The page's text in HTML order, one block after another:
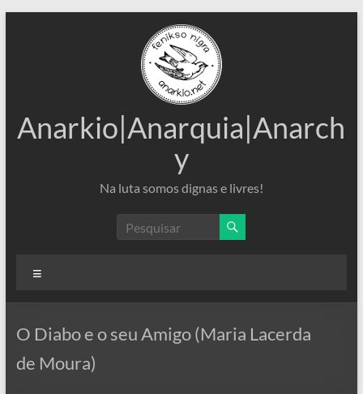
Anarkio|Anarquia|Anarch
y
Na luta somos dignas e livres!
O Diabo e o seu Amigo (Maria Lacerda
de Moura)